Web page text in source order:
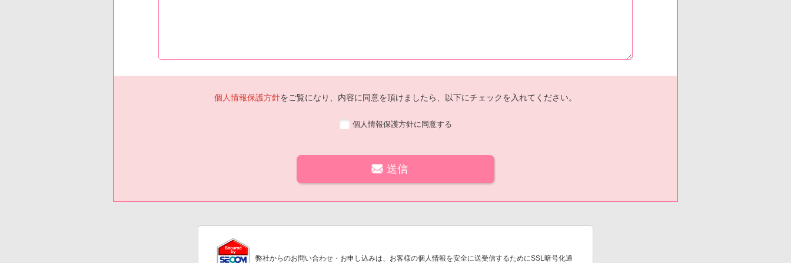
個人情報保護方針をご覧になり、内容に同意を頂けましたら、以下にチェックを入れてください。
個人情報保護方針に同意する
弊社からのお問い合わせ・お申し込みは、お客様の個人情報を安全に送受信するためにSSL暗号化通